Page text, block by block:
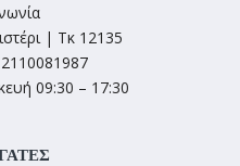
| Τκ 12135
2110081987
09:30 – 17:30